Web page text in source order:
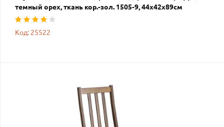
темный орех, ткань кор.-зол. 1505-9, 44х42х89см
Код: 25522